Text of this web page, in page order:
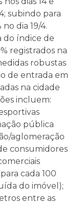
subindo para
dia 19/4.
do índice de
registrados na
robustas
de entrada em
na cidade
incluem:
pública
aglomeração
consumidores
cada 100
do imóvel);
entre as